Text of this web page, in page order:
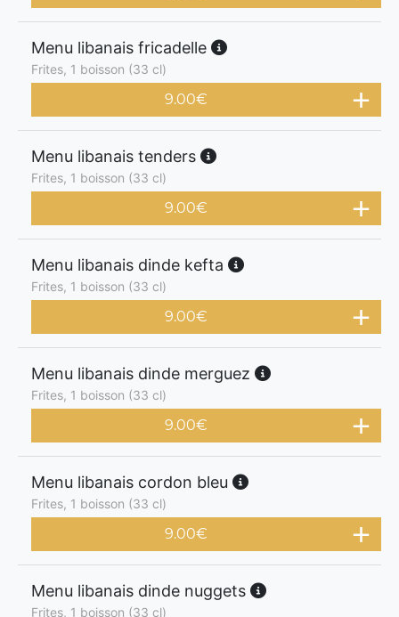
Menu libanais fricadelle
Frites, 1 boisson (33 cl)
9.00€
Menu libanais tenders
Frites, 1 boisson (33 cl)
9.00€
Menu libanais dinde kefta
Frites, 1 boisson (33 cl)
9.00€
Menu libanais dinde merguez
Frites, 1 boisson (33 cl)
9.00€
Menu libanais cordon bleu
Frites, 1 boisson (33 cl)
9.00€
Menu libanais dinde nuggets
Frites, 1 boisson (33 cl)